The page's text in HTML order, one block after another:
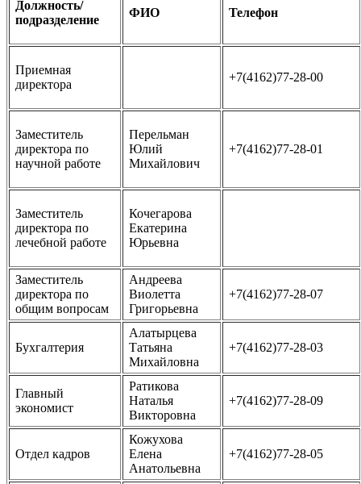
Должность/
подразделение
ФИО Телефон
Приемная
директора
+7(4162)77-28-00
Заместитель
директора по
научной работе
Перельман
Юлий
Михайлович
+7(4162)77-28-01
Заместитель
директора по
лечебной работе
Кочегарова
Екатерина
Юрьевна
Заместитель
директора по
общим вопросам
Андреева
Виолетта
Григорьевна
+7(4162)77-28-07
Бухгалтерия
Алатырцева
Татьяна
Михайловна
+7(4162)77-28-03
Главный
экономист
Ратикова
Наталья
Викторовна
+7(4162)77-28-09
Отдел кадров
Кожухова
Елена
Анатольевна
+7(4162)77-28-05